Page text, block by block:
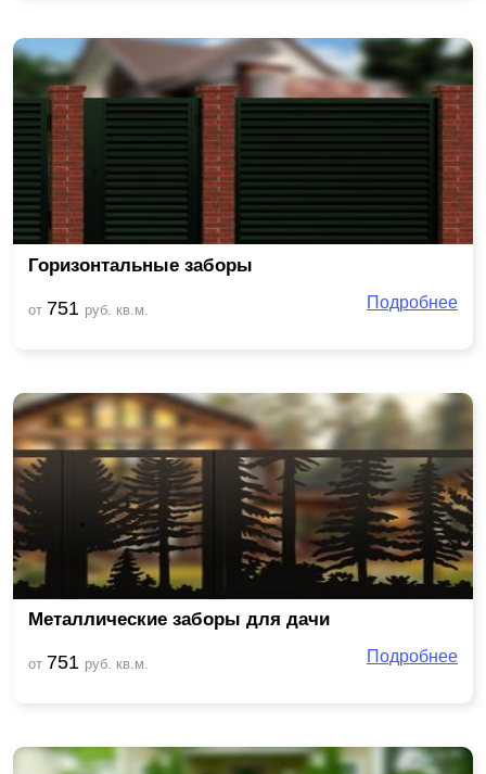
Горизонтальные заборы
от 751 руб. кв.м. Подробнее
Металлические заборы для дачи
от 751 руб. кв.м. Подробнее